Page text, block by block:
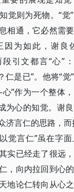
觉则为死物。“觉
相通，它必然需
因为如此，谢良
引文都言“心”
仁是已”。他将“
”作为一个整体
为心的知觉。谢
济言仁的思路，而
觉言仁”虽在字
实已经走了很远
，向内拉回到心
地论仁转向从心